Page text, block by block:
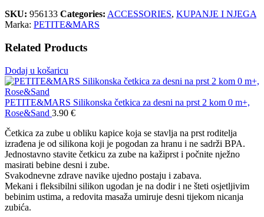
SKU: 956133 Categories: ACCESSORIES, KUPANJE I NJEGA
Marka: PETITE&MARS
Related Products
Dodaj u košaricu
PETITE&MARS Silikonska četkica za desni na prst 2 kom 0 m+,
Rose&Sand 3.90 €
Četkica za zube u obliku kapice koja se stavlja na prst roditelja
izrađena je od silikona koji je pogodan za hranu i ne sadrži BPA.
Jednostavno stavite četkicu za zube na kažiprst i počnite nježno
masirati bebine desni i zube.
Svakodnevne zdrave navike ujedno postaju i zabava.
Mekani i fleksibilni silikon ugodan je na dodir i ne šteti osjetljivim
bebinim ustima, a redovita masaža umiruje desni tijekom nicanja
zubića.